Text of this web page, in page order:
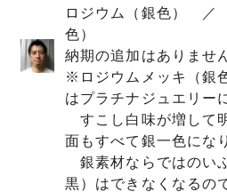
ロジウム（銀色） ／
色）
納期の追加はありませ
※ロジウムメッキ（銀
はプラチナジュエリー
すこし白味が増して
面もすべて銀一色にな
銀素材ならではのい
黒）はできなくなるの